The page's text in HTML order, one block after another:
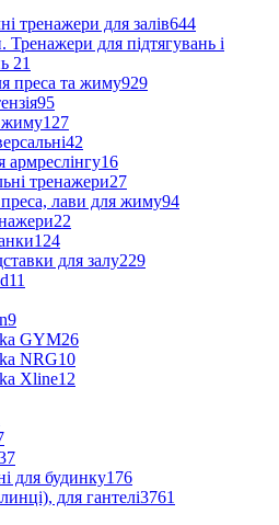
тренажери для залів644
Тренажери для підтягувань і
21
преса та жиму929
95
жиму127
42
армреслінгу16
тренажери27
лави для жиму94
22
124
для залу229
11
9
GYM26
NRG10
Xline12
для будинку176
для гантелі3761